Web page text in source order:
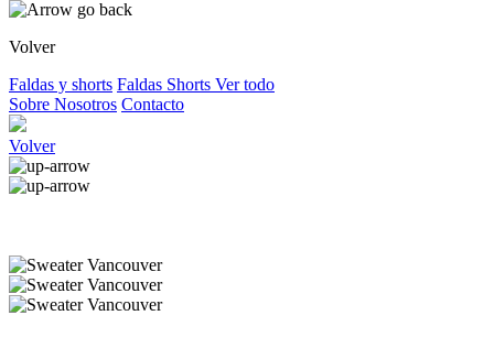
Volver
Faldas y shorts Faldas Shorts Ver todo
Sobre Nosotros Contacto
Volver